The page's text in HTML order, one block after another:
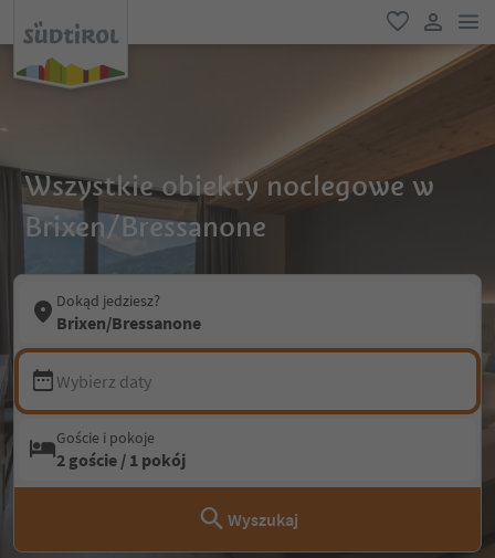
ulubione
link
Wszystkie obiekty noclegowe w
Brixen/Bressanone
Dokąd jedziesz?
Brixen/Bressanone
Wybierz daty
Goście i pokoje
2 goście / 1 pokój
Wyszukaj